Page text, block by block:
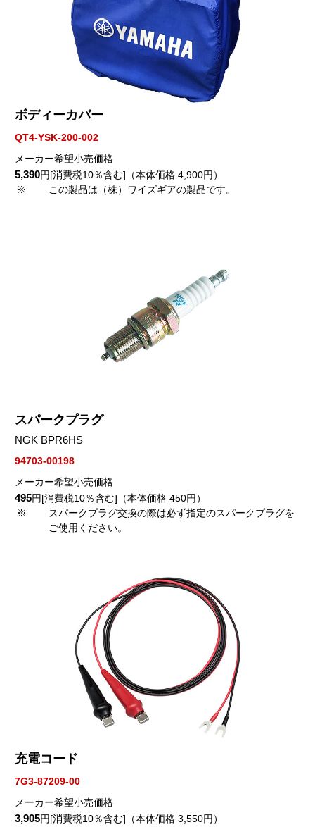
ボディーカバー
QT4-YSK-200-002
メーカー希望小売価格
5,390円[消費税10％含む]（本体価格 4,900円）
※
この製品は （株）ワイズギアの製品です。
スパークプラグ
NGK BPR6HS
94703-00198
メーカー希望小売価格
495円[消費税10％含む]（本体価格 450円）
※
スパークプラグ交換の際は必ず指定のスパークプラグを
ご使用ください。
充電コード
7G3-87209-00
メーカー希望小売価格
3,905円[消費税10％含む]（本体価格 3,550円）